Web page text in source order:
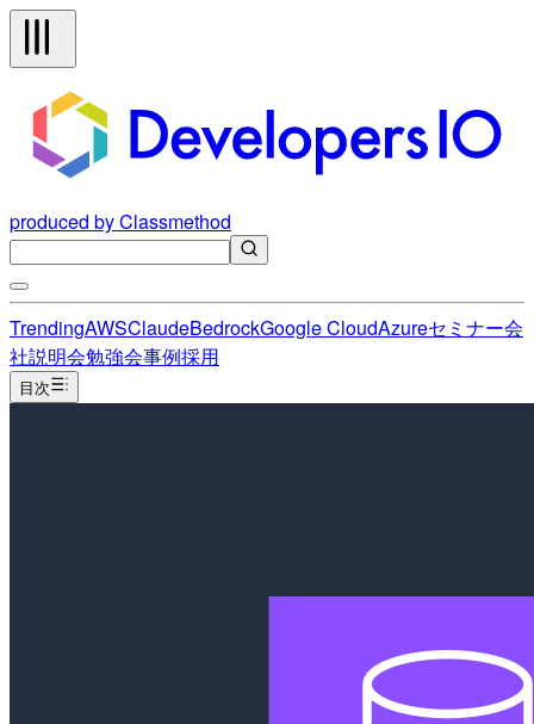
produced by Classmethod
TrendingAWSClaudeBedrockGoogle CloudAzureセミナー会
社説明会勉強会事例採用
目次